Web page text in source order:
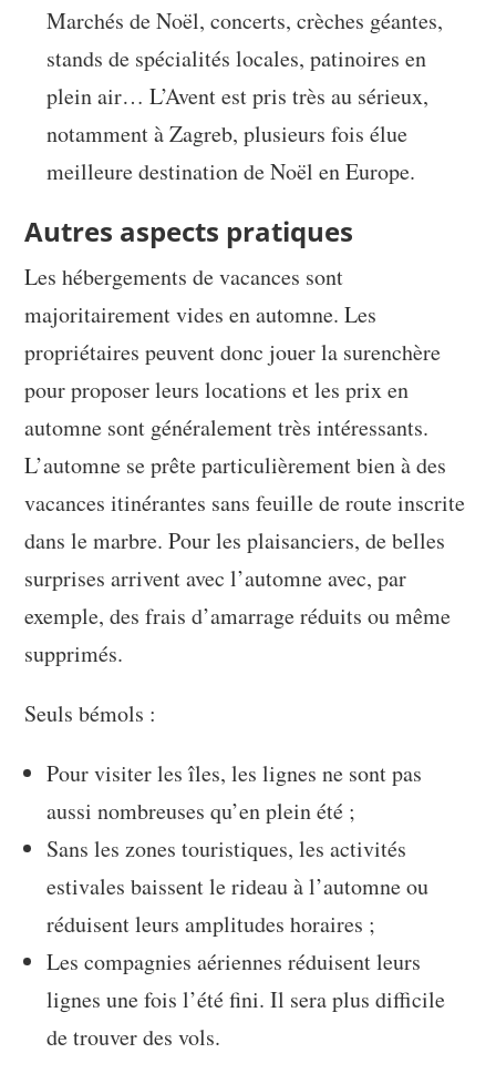
Marchés de Noël, concerts, crèches géantes,
stands de spécialités locales, patinoires en
plein air… L’Avent est pris très au sérieux,
notamment à Zagreb, plusieurs fois élue
meilleure destination de Noël en Europe.
Autres aspects pratiques
Les hébergements de vacances sont
majoritairement vides en automne. Les
propriétaires peuvent donc jouer la surenchère
pour proposer leurs locations et les prix en
automne sont généralement très intéressants.
L’automne se prête particulièrement bien à des
vacances itinérantes sans feuille de route inscrite
dans le marbre. Pour les plaisanciers, de belles
surprises arrivent avec l’automne avec, par
exemple, des frais d’amarrage réduits ou même
supprimés.
Seuls bémols :
Pour visiter les îles, les lignes ne sont pas
aussi nombreuses qu’en plein été ;
Sans les zones touristiques, les activités
estivales baissent le rideau à l’automne ou
réduisent leurs amplitudes horaires ;
Les compagnies aériennes réduisent leurs
lignes une fois l’été fini. Il sera plus difficile
de trouver des vols.